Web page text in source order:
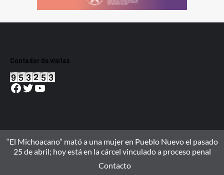
Contador de visitas
Facebook
Twitter
YouTube
“El Michoacano” mató a una mujer en Pueblo Nuevo el pasado
25 de abril; hoy está en la cárcel vinculado a proceso penal
Contacto